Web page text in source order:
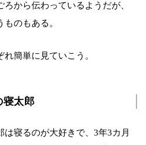
から伝わっているようだが、
のもある。
簡単に見ていこう。
寝太郎
寝るのが大好きで、3年3カ月